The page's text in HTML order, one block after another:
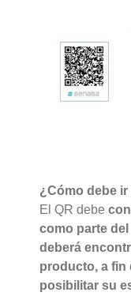
¿Cómo debe
El QR debe
como parte
deberá
producto, a fin
posibilitar su